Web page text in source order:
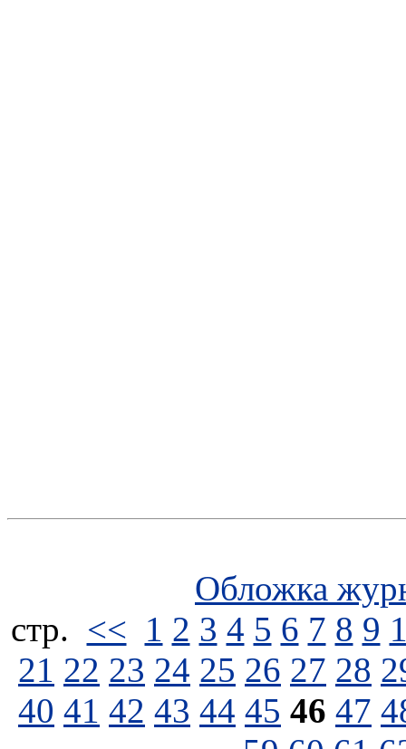
Обложка
стp. << 1 2 3 4 5 6 7 8 9
21 22 23 24 25 26 27 28
40 41 42 43 44 45 46 47